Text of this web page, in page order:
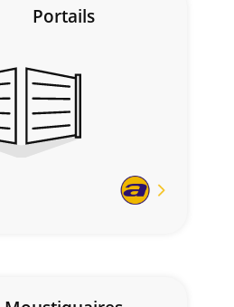
Portails
En